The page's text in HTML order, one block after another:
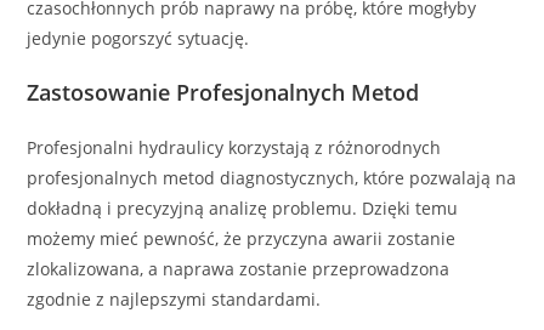
czasochłonnych prób naprawy na próbę, które mogłyby
jedynie pogorszyć sytuację.
Zastosowanie Profesjonalnych Metod
Profesjonalni hydraulicy korzystają z różnorodnych
profesjonalnych metod diagnostycznych, które pozwalają na
dokładną i precyzyjną analizę problemu. Dzięki temu
możemy mieć pewność, że przyczyna awarii zostanie
zlokalizowana, a naprawa zostanie przeprowadzona
zgodnie z najlepszymi standardami.